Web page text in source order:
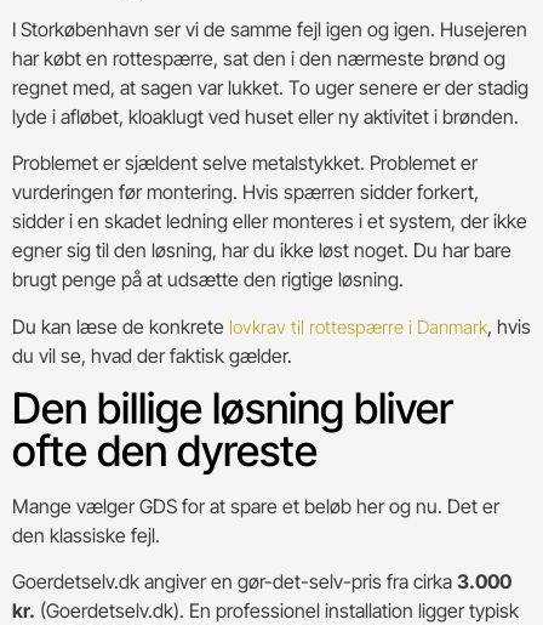
I Storkøbenhavn ser vi de samme fejl igen og igen. Husejeren
har købt en rottespærre, sat den i den nærmeste brønd og
regnet med, at sagen var lukket. To uger senere er der stadig
lyde i afløbet, kloaklugt ved huset eller ny aktivitet i brønden.
Problemet er sjældent selve metalstykket. Problemet er
vurderingen før montering. Hvis spærren sidder forkert,
sidder i en skadet ledning eller monteres i et system, der ikke
egner sig til den løsning, har du ikke løst noget. Du har bare
brugt penge på at udsætte den rigtige løsning.
Du kan læse de konkrete lovkrav til rottespærre i Danmark, hvis
du vil se, hvad der faktisk gælder.
Den billige løsning bliver
ofte den dyreste
Mange vælger GDS for at spare et beløb her og nu. Det er
den klassiske fejl.
Goerdetselv.dk angiver en gør-det-selv-pris fra cirka 3.000
kr. (Goerdetselv.dk). En professionel installation ligger typisk